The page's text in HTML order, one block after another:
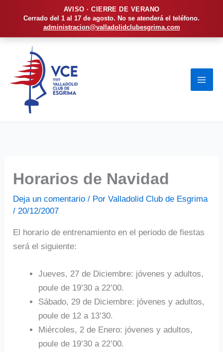
AVISO · CIERRE DE VERANO
Cerrado del 1 al 17 de agosto. No se atenderá el teléfono.
administracion@valladolidclubesgrima.com
contenido
Horarios de Navidad
Deja un comentario / PorValladolid Club de Esgrima
/ 20/12/2007
El horario de entrenamiento en el periodo de fiestas
será el siguiente:
Jueves, 27 de Diciembre: jóvenes y adultos,
poule de 19’30 a 22’00.
Sábado, 29 de Diciembre: jóvenes y adultos,
poule de 12 a 13’30.
Miércoles, 2 de Enero: jóvenes y adultos,
poule de 19’30 a 22’00.